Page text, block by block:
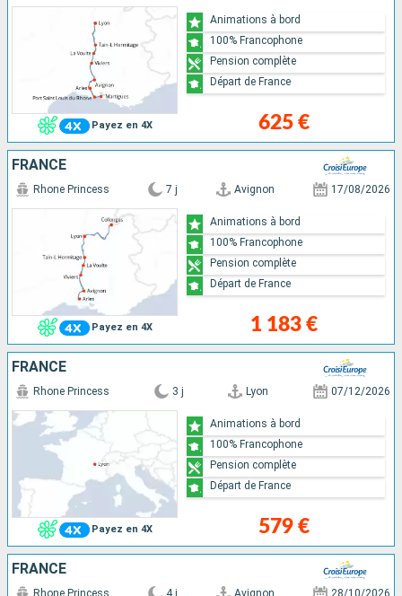
Payez en 4X 625 €
Animations à bord
100% Francophone
Pension complète
Départ de France
FRANCE
Payez en 4X
Rhone Princess 7 j Avignon 17/08/2026
1 183 €
Animations à bord
100% Francophone
Pension complète
Départ de France
FRANCE
Payez en 4X
Rhone Princess 3 j Lyon 07/12/2026
579 €
Animations à bord
100% Francophone
Pension complète
Départ de France
FRANCE